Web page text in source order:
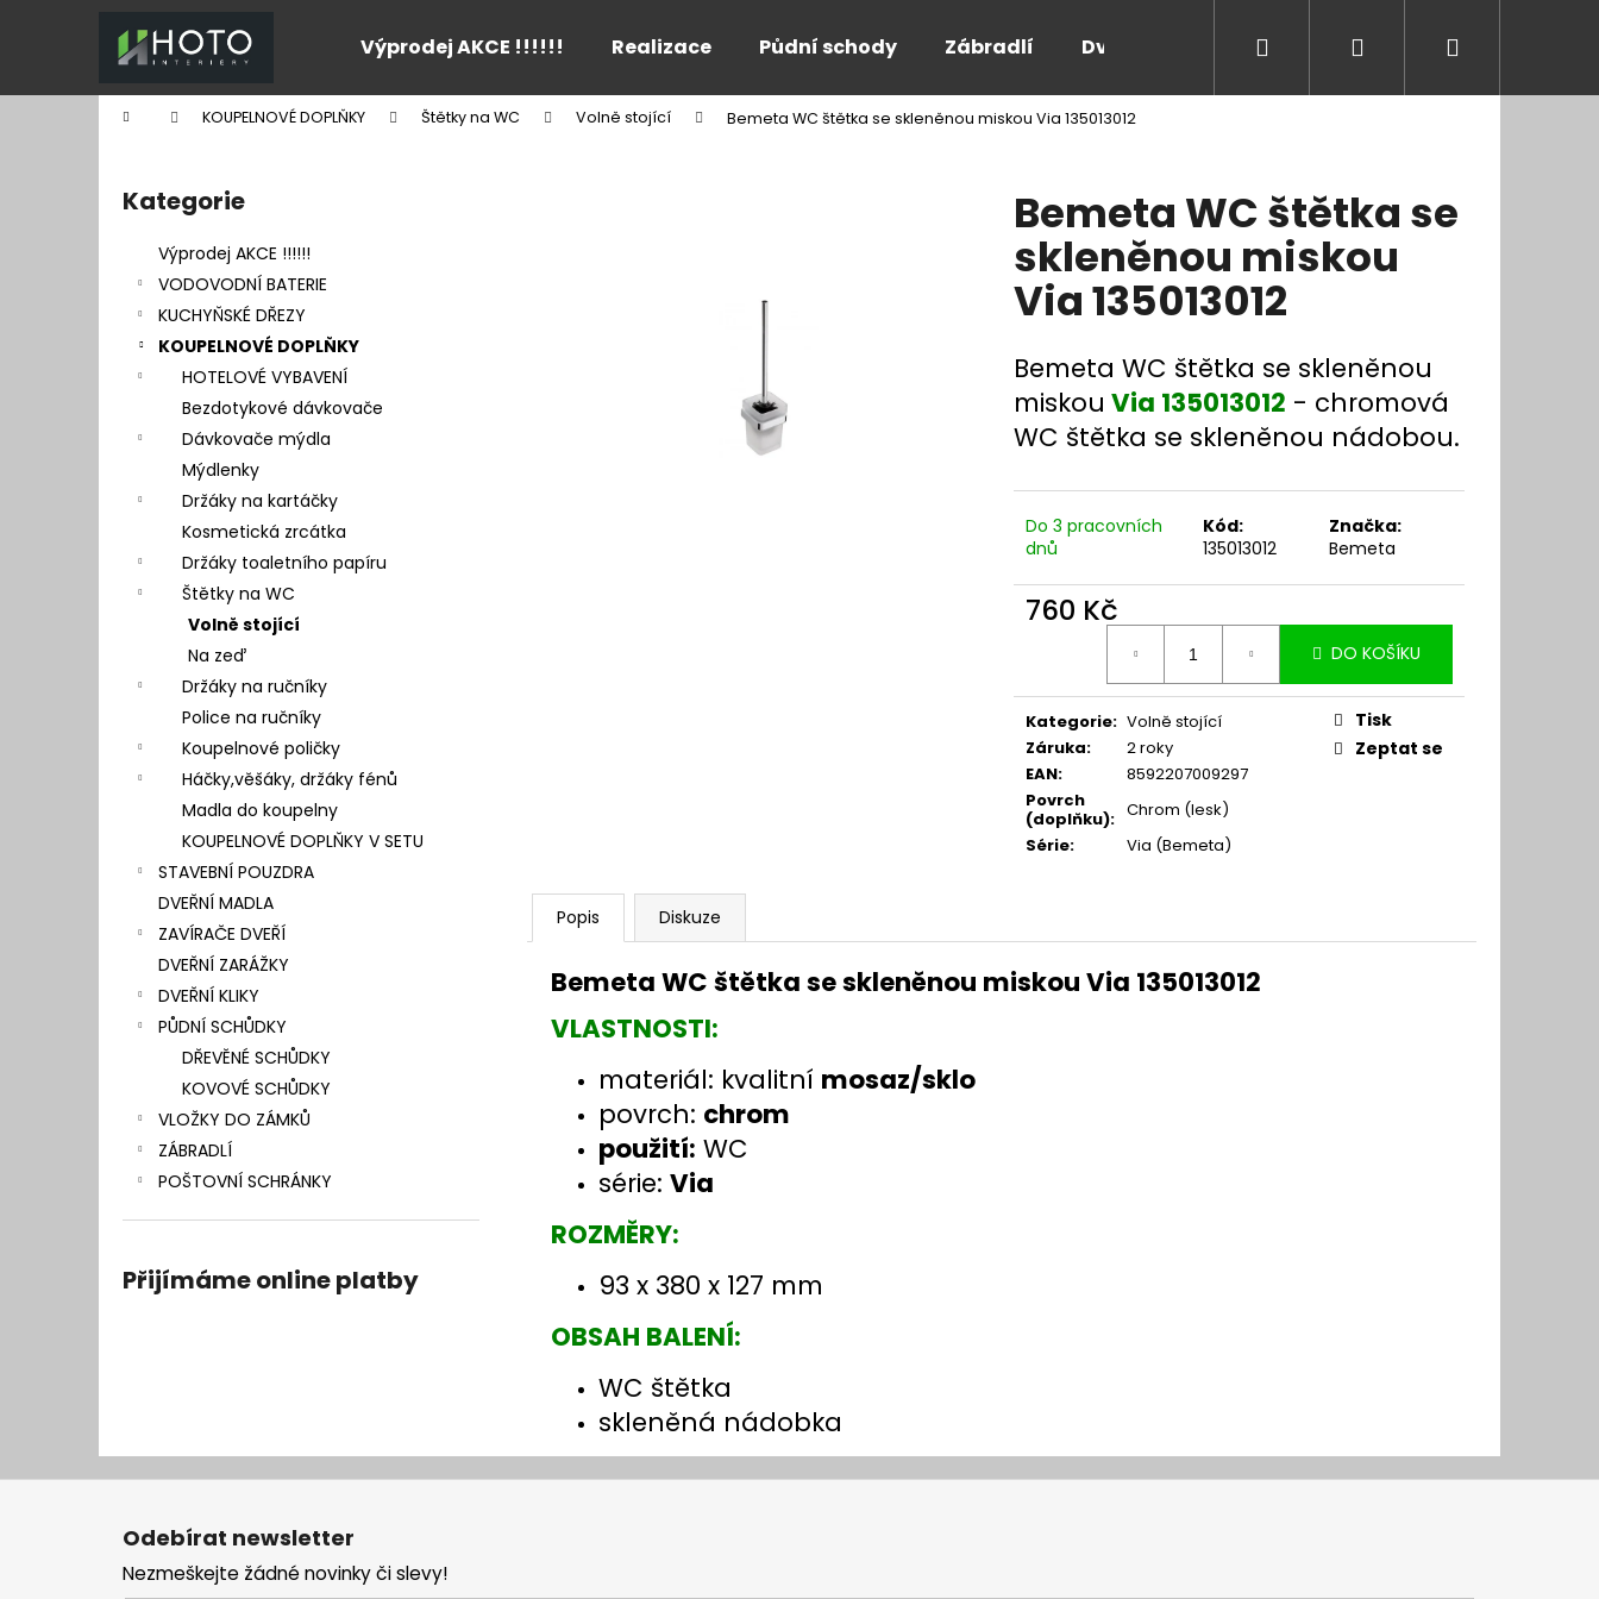
Výprodej AKCE !!!!!! Realizace Půdní schody Zábradlí Dveře a zárubně Kontakt Blog
Přihlášení
Domů KOUPELNOVÉ DOPLŇKY Štětky na WC Volně stojící Bemeta WC štětka se skleněnou miskou Via 135013012
Přeskočit
kategorie
Kategorie
Výprodej AKCE !!!!!!
VODOVODNÍ BATERIE
KUCHYŇSKÉ DŘEZY
KOUPELNOVÉ DOPLŇKY
HOTELOVÉ VYBAVENÍ
Bezdotykové dávkovače
Dávkovače mýdla
Mýdlenky
Držáky na kartáčky
Kosmetická zrcátka
Držáky toaletního papíru
Štětky na WC
Volně stojící
Na zeď
Držáky na ručníky
Police na ručníky
Koupelnové poličky
Háčky,věšáky, držáky fénů
Madla do koupelny
KOUPELNOVÉ DOPLŇKY V SETU
STAVEBNÍ POUZDRA
DVEŘNÍ MADLA
ZAVÍRAČE DVEŘÍ
DVEŘNÍ ZARÁŽKY
DVEŘNÍ KLIKY
PŮDNÍ SCHŮDKY
DŘEVĚNÉ SCHŮDKY
KOVOVÉ SCHŮDKY
VLOŽKY DO ZÁMKŮ
ZÁBRADLÍ
POŠTOVNÍ SCHRÁNKY
Přijímáme online platby
Bemeta WC štětka se
skleněnou miskou
Via 135013012
Bemeta WC štětka se skleněnou
miskou Via 135013012 - chromová
WC štětka se skleněnou nádobou.
Do 3 pracovních
dnů
Kód:
135013012
Značka:
Bemeta
760 Kč
DO KOŠÍKU
Kategorie: Volně stojící
Záruka:
2 roky
EAN:
8592207009297
Povrch
(doplňku): Chrom (lesk)
Série: Via (Bemeta)
Tisk
Zeptat se
Popis Diskuze
Bemeta WC štětka se skleněnou miskou Via 135013012
VLASTNOSTI:
materiál: kvalitní mosaz/sklo
povrch: chrom
použití: WC
série: Via
ROZMĚRY:
93 x 380 x 127 mm
OBSAH BALENÍ:
WC štětka
skleněná nádobka
í
Zpět
do
Zpět
do
Co potřebujete najít?
Z
Odebírat newsletter
Nezmeškejte žádné novinky či slevy!